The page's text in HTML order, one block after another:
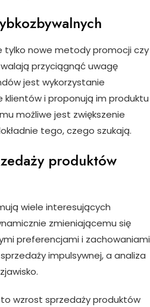
tylko nowe metody promocji czy
przyciągnąć uwagę
jest wykorzystanie
i proponują im produktu
możliwe jest zwiększenie
tego, czego szukają.
produktów
wiele interesujących
zmieniającemu się
preferencjami i zachowaniami
impulsywnej, a analiza
wzrost sprzedaży produktów